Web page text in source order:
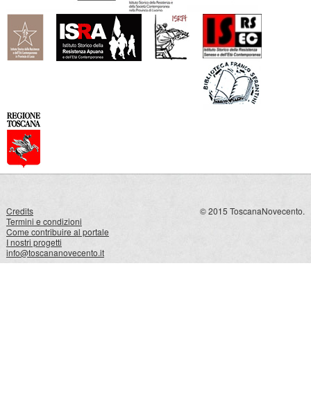
Credits
Termini e condizioni
Come contribuire al portale
I nostri progetti
info@toscananovecento.it
© 2015 ToscanaNovecento.